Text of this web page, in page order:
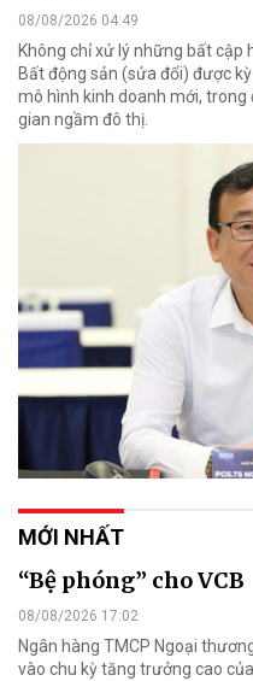
08/08/2026 04:49
Không chỉ xử lý những bất cập
Bất động sản (sửa đổi) được
mô hình kinh doanh mới, trong
gian ngầm đô thị.
MỚI NHẤT
“Bệ phóng” cho VCB
08/08/2026 17:02
Ngân hàng TMCP Ngoại
vào chu kỳ tăng trưởng cao